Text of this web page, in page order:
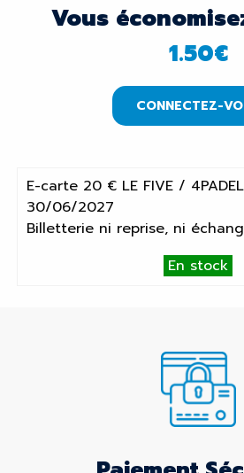
Vous
1.50€
CONNECTEZ-
E-carte 20 € LE FIVE /
30/06/2027
Billetterie ni reprise, ni
En stock